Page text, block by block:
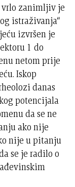
vrlo zanimljiv je
istraživanja“
izvršen je
1 do
netom prije
Iskop
danas
potencijala
da se ne
ako nije
nije u pitanju
se je radilo o